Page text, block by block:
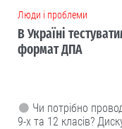
Люди і проблеми
В Україні
формат ДПА
Чи потрібно
9-х та 12 класів?